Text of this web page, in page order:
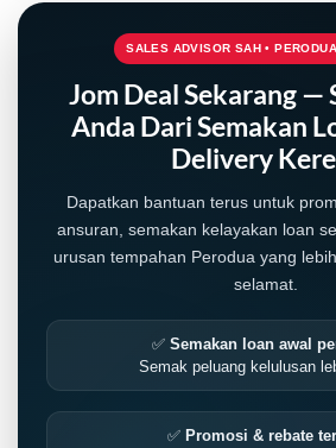
SALES ADVISOR SAH •
Jom Deal Sekarang —
Anda Dari Semakan
Delivery
Dapatkan bantuan terus untuk
ansuran, semakan kelayakan loan
urusan tempahan Perodua yang
selamat.
✅ Semakan loan awal
Semak peluang kelulusan
✅ Promosi & rebate